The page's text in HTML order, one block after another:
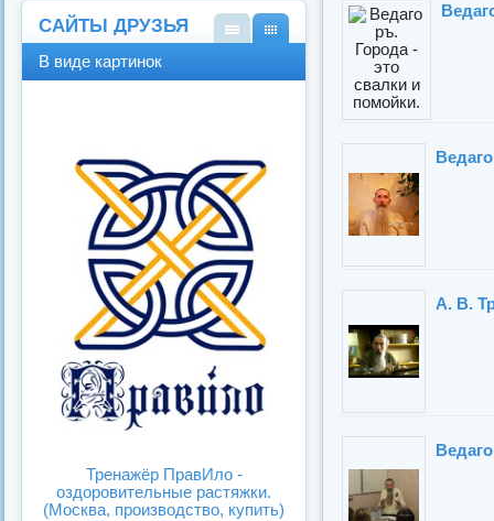
А. В.
САЙТЫ ДРУЗЬЯ
В виде картинок
Тренажёр ПравИло -
оздоровительные растяжки.
(Москва, производство, купить)